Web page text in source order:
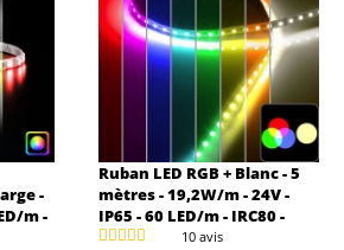
-
m -
Ruban LED RGB + Blanc - 5
mètres - 19,2W/m - 24V -
IP65 - 60 LED/m - IRC80 -
Coupe 10cm - 5050
10 avis